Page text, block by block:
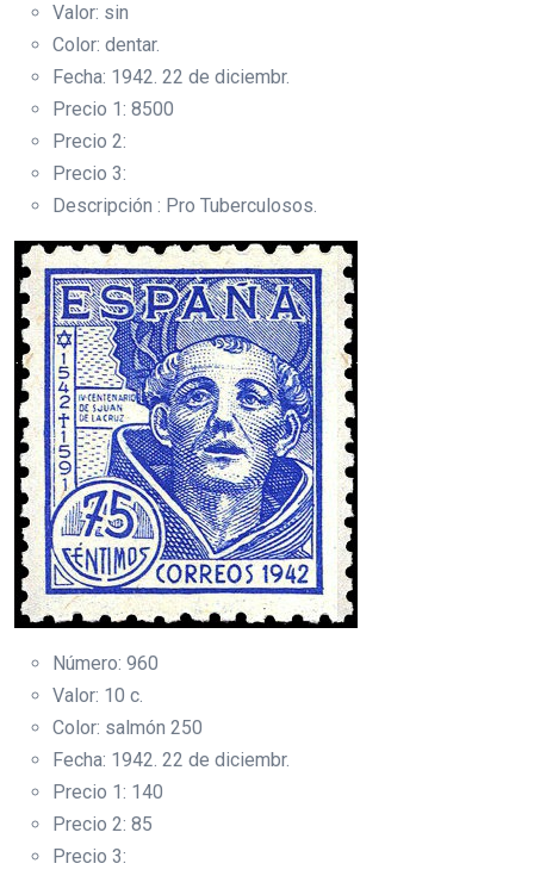
Valor: sin
Color: dentar.
Fecha: 1942. 22 de diciembr.
Precio 1: 8500
Precio 2:
Precio 3:
Descripción : Pro Tuberculosos.
Número: 960
Valor: 10 c.
Color: salmón 250
Fecha: 1942. 22 de diciembr.
Precio 1: 140
Precio 2: 85
Precio 3: